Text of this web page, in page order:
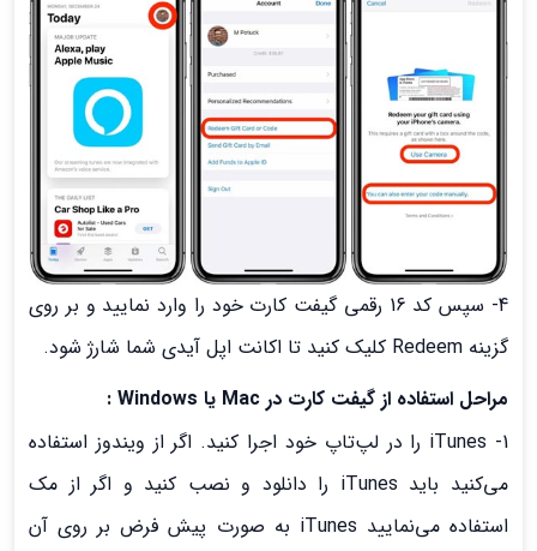
4- سپس کد 16 رقمی گیفت کارت خود را وارد نمایید و بر روی
گزینه Redeem کلیک کنید تا اکانت اپل آیدی شما شارژ شود.
مراحل استفاده از گیفت کارت در Mac یا Windows
:
1- iTunes را در لپ‌تاپ خود اجرا کنید. اگر از ویندوز استفاده
می‌کنید باید iTunes را دانلود و نصب کنید و اگر از مک
استفاده می‌نمایید iTunes به صورت پیش فرض بر روی آن